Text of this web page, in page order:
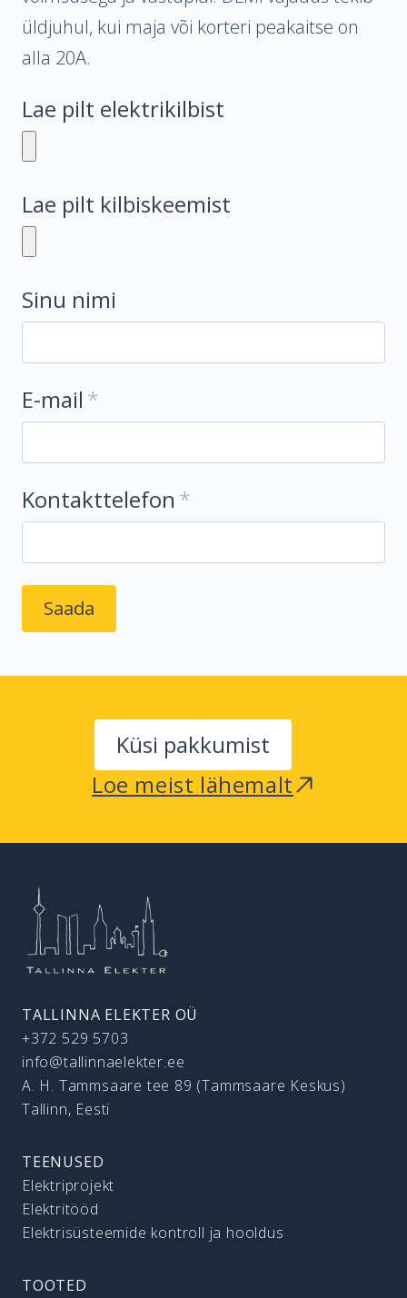
üldjuhul, kui maja või korteri peakaitse on
alla 20A.
Lae pilt elektrikilbist
Lae pilt kilbiskeemist
Sinu nimi
E-mail
Kontakttelefon
Küsi pakkumist
Loe meist lähemalt
TALLINNA ELEKTER OÜ
+372 529 5703
info@tallinnaelekter.ee
A. H. Tammsaare tee 89 (Tammsaare Keskus)
Tallinn, Eesti
TEENUSED
Elektriprojekt
Elektritööd
Elektrisüsteemide kontroll ja hooldus
TOOTED